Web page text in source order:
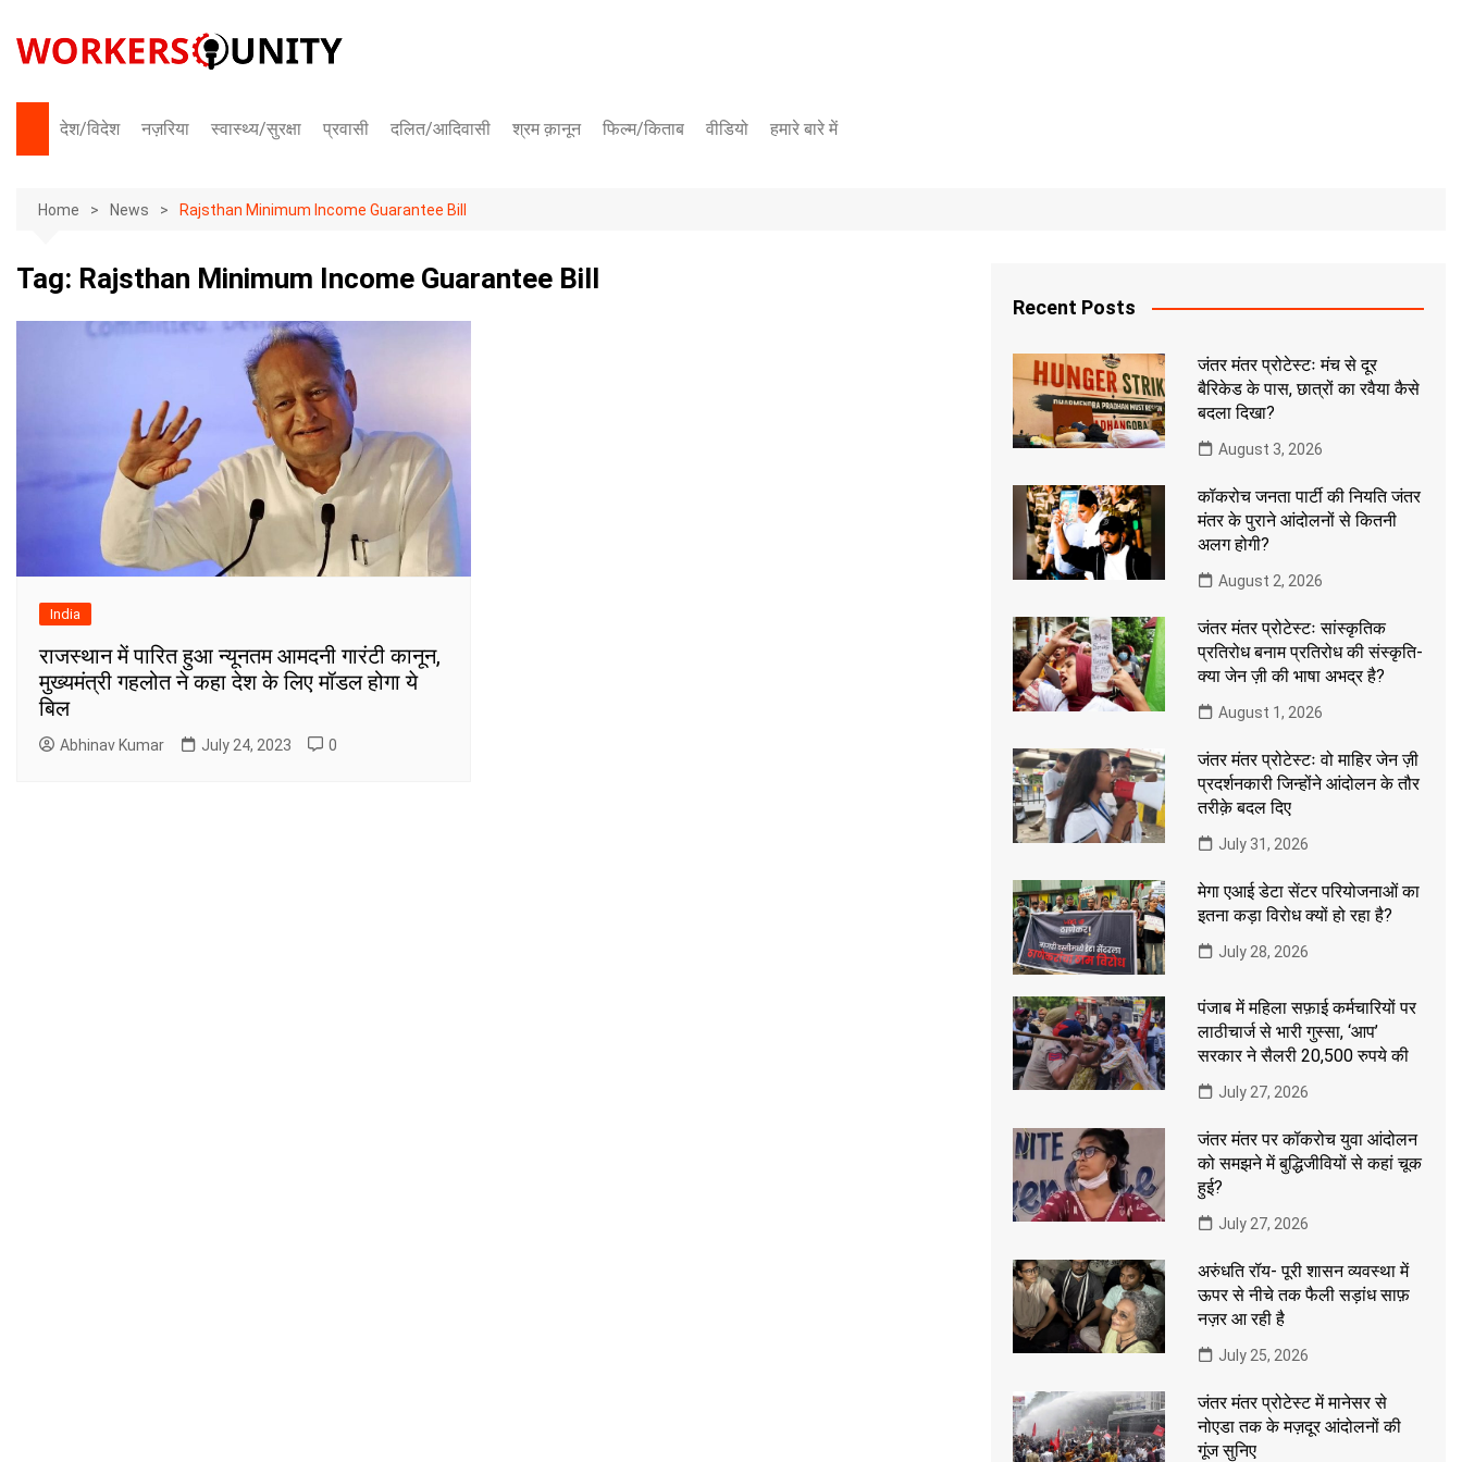
content
देश/विदेश
अंतराष्ट्रीय
नज़रिया स्वास्थ्य/सुरक्षा प्रवासी दलित/आदिवासी श्रम क़ानून फिल्म/किताब वीडियो हमारे बारे में
Home News Rajsthan Minimum Income Guarantee Bill
Tag: Rajsthan Minimum Income Guarantee Bill
India
राजस्थान में पारित हुआ न्यूनतम आमदनी गारंटी कानून,
मुख्यमंत्री गहलोत ने कहा देश के लिए मॉडल होगा ये
बिल
Abhinav Kumar July 24, 2023 0
Recent Posts
जंतर मंतर प्रोटेस्टः मंच से दूर
बैरिकेड के पास, छात्रों का रवैया कैसे
बदला दिखा?
August 3, 2026
कॉकरोच जनता पार्टी की नियति जंतर
मंतर के पुराने आंदोलनों से कितनी
अलग होगी?
August 2, 2026
जंतर मंतर प्रोटेस्टः सांस्कृतिक
प्रतिरोध बनाम प्रतिरोध की संस्कृति-
क्या जेन ज़ी की भाषा अभद्र है?
August 1, 2026
जंतर मंतर प्रोटेस्टः वो माहिर जेन ज़ी
प्रदर्शनकारी जिन्होंने आंदोलन के तौर
तरीक़े बदल दिए
July 31, 2026
मेगा एआई डेटा सेंटर परियोजनाओं का
इतना कड़ा विरोध क्यों हो रहा है?
July 28, 2026
पंजाब में महिला सफ़ाई कर्मचारियों पर
लाठीचार्ज से भारी गुस्सा, ‘आप’
सरकार ने सैलरी 20,500 रुपये की
July 27, 2026
जंतर मंतर पर कॉकरोच युवा आंदोलन
को समझने में बुद्धिजीवियों से कहां चूक
हुई?
July 27, 2026
अरुंधति रॉय- पूरी शासन व्यवस्था में
ऊपर से नीचे तक फैली सड़ांध साफ़
नज़र आ रही है
July 25, 2026
जंतर मंतर प्रोटेस्ट में मानेसर से
नोएडा तक के मज़दूर आंदोलनों की
गूंज सुनिए